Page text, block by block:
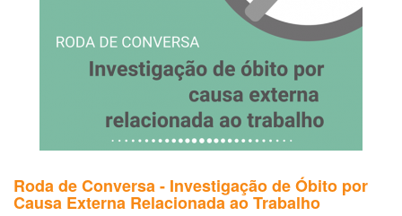
excluído
deste
risco?
Roda de Conversa - Investigação de Óbito por
Causa Externa Relacionada ao Trabalho